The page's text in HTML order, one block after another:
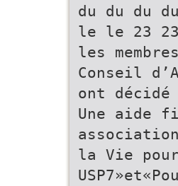
du du du du
le le 23 23
les
Conseil
ont
Une aide
la Vie